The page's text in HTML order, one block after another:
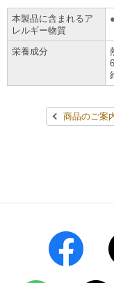
チケット
プリペイドサービス
スポーツ振興くじ
行政サービス
学び・教育
スマホプリペイド
レジでApple Account
オンラインフォトサ
コインランドリー（
自転車シェアリング（
モバイルバッテリー
JTB
国内店舗数
売上高、店舗数推移
セブン‐イレブンの海
データで見るセブン‐
セブン‐イレブンの「
セブン-イレブンの横
セブン-イレブンの歴史
4VISIONS
サステナビリティニュ
サステナビリティレポ
報告書ライブラリー
English (Corporate)
English (Services)
简体中文(服务)
한국어(서비스)
本製品に含まれるア
レルギー物質
栄養成分
商品のご案